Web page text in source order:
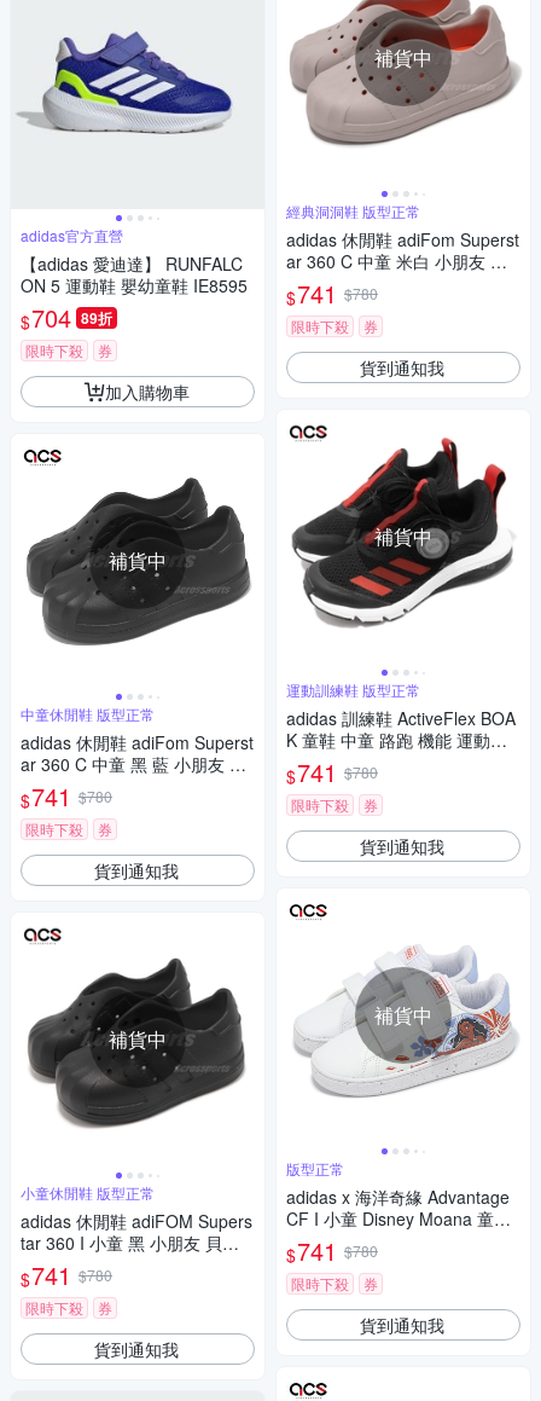
adidas官方直營
【adidas 愛迪達】 RUNFALC
ON 5 運動鞋 嬰幼童鞋 IE8595
$704 89折
限時下殺 券
加入購物車
補貨中
中童休閒鞋 版型正常
adidas 休閒鞋 adiFom Superst
ar 360 C 中童 黑 藍 小朋友 貝
殼頭 一體式 愛迪達 IG0203
$741 $780
限時下殺
券
貨到通知我
補貨中
小童休閒鞋 版型正常
adidas 休閒鞋 adiFOM Supers
tar 360 I 小童 黑 小朋友 貝殼
頭 一體式 透氣 愛迪達 IG0223
$741 $780
限時下殺
券
貨到通知我
補貨中
經典洞洞鞋 版型正常
adidas 休閒鞋 adiFom Superst
ar 360 C 中童 米白 小朋友 貝
殼頭 洞洞鞋 愛迪達 IG0218
$741 $780
限時下殺
券
貨到通知我
補貨中
運動訓練鞋 版型正常
adidas 訓練鞋 ActiveFlex BOA
K 童鞋 中童 路跑 機能 運動鞋
愛迪達 GY6578
$741 $780
限時下殺
券
貨到通知我
補貨中
版型正常
adidas x 海洋奇緣 Advantage
CF I 小童 Disney Moana 童鞋
聯名 愛迪達 GZ9467
$741 $780
限時下殺
券
貨到通知我